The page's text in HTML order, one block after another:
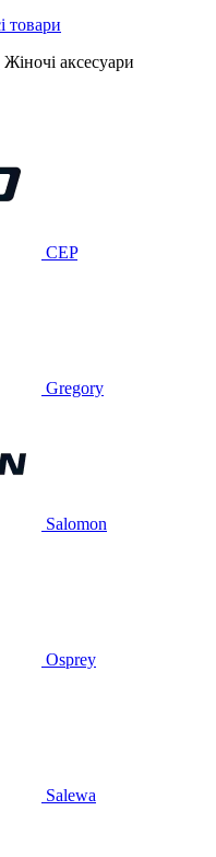
Жіночі аксесуари
CEP
Gregory
Salomon
Osprey
Salewa